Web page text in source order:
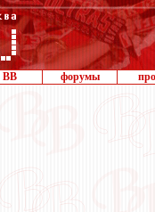
ВВ форумы